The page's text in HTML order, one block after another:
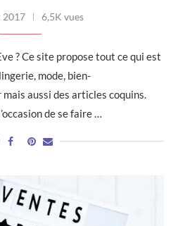
2017 6,5K vues
? Ce site propose tout ce qui est
mode, bien-
aussi des articles coquins.
de se faire …